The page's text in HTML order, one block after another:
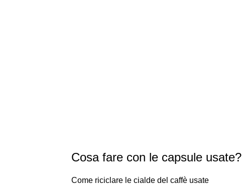
Cosa fare con le capsule usate?
Come riciclare le cialde del caffè usate